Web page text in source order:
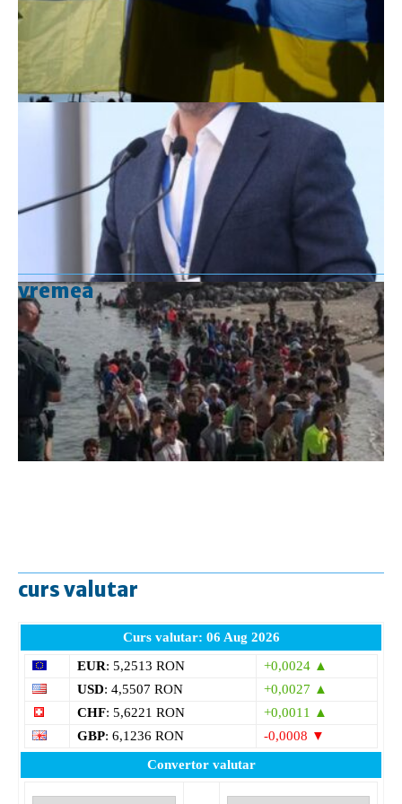
vremea
curs valutar
Curs valutar: 06 Aug 2026
EUR: 5,2513 RON
+0,0024 ▲
USD: 4,5507 RON
+0,0027 ▲
CHF: 5,6221 RON
+0,0011 ▲
GBP: 6,1236 RON
-0,0008 ▼
Convertor valutar